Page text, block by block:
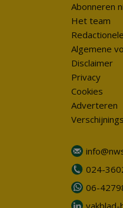
Abonneren
Het team
Algemene
Disclaimer
Privacy
Cookies
Adverteren
024-
06-